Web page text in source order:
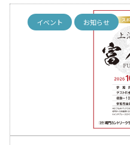
イベント お知らせ